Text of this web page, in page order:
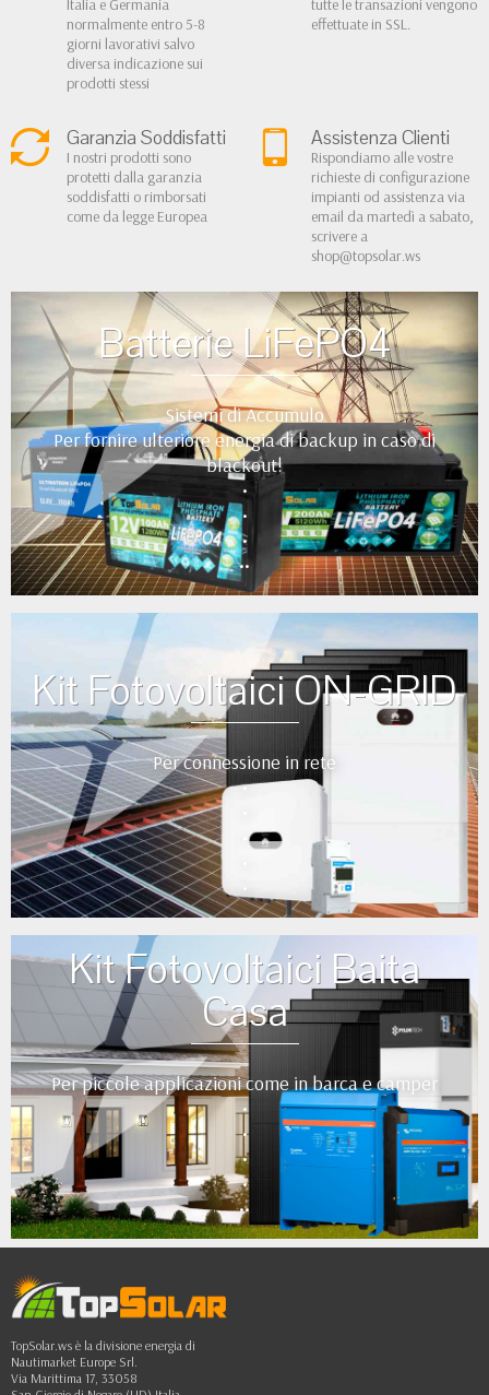
Italia e Germania
normalmente entro 5-8
giorni lavorativi salvo
diversa indicazione sui
prodotti stessi
tutte le transazioni vengono
effettuate in SSL.
Garanzia Soddisfatti
I nostri prodotti sono
protetti dalla garanzia
soddisfatti o rimborsati
come da legge Europea
Assistenza Clienti
Rispondiamo alle vostre
richieste di configurazione
impianti od assistenza via
email da martedì a sabato,
scrivere a
shop@topsolar.ws
Batterie LiFePO4
Sistemi di Accumulo
Per fornire ulteriore energia di backup in caso di
blackout!
•
•
•
••
Kit Fotovoltaici ON-GRID
Per connessione in rete
•
•
Kit Fotovoltaici Baita
Casa
Per piccole applicazioni come in barca e camper
•
•
•
•
••
TopSolar.ws è la divisione energia di
Nautimarket Europe Srl.
Via Marittima 17, 33058